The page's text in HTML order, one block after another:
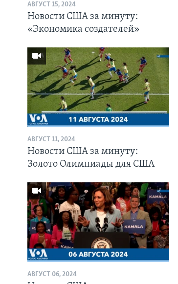
АВГУСТ 15, 2024
Новости США за минуту:
«Экономика создателей»
АВГУСТ 11, 2024
Новости США за минуту:
Золото Олимпиады для США
АВГУСТ 06, 2024